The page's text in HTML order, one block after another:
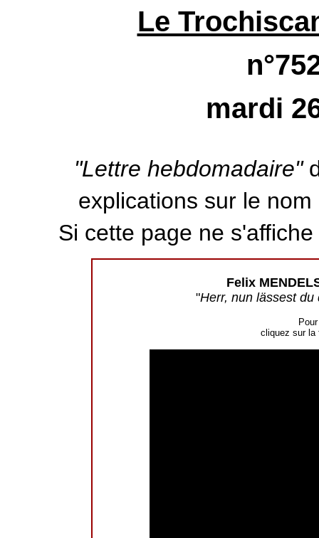
Le
mardi
"Lettre hebdomadaire"
explications sur le
Si cette page ne
Felix
"Herr, nun lässest
cliquez sur la